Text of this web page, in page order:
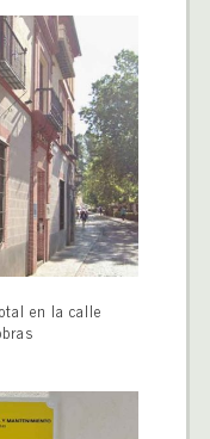
en la calle